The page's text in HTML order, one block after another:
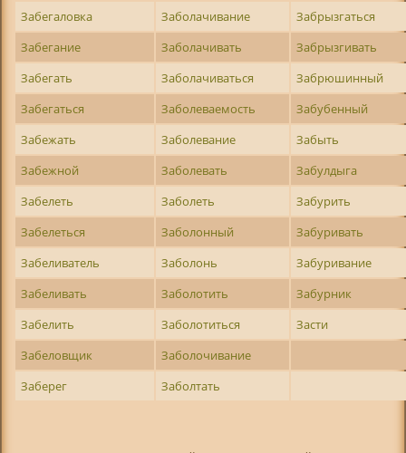
Забегаловка
Заболачивание
Забрызгаться
Забегание
Заболачивать
Забрызгивать
Забегать
Заболачиваться
Забрюшинный
Забегаться
Заболеваемость
Забубенный
Забежать
Заболевание
Забыть
Забежной
Заболевать
Забулдыга
Забелеть
Заболеть
Забурить
Забелеться
Заболонный
Забуривать
Забеливатель
Заболонь
Забуривание
Забеливать
Заболотить
Забурник
Забелить
Заболотиться
Засти
Забеловщик
Заболочивание
Заберег
Заболтать